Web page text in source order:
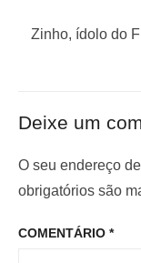
o
e
P
o
a
i
o
:
P
m
o
o
Zinho, ídolo do
Deixe um
O seu endereço
obrigatórios são
COMENTÁRIO *